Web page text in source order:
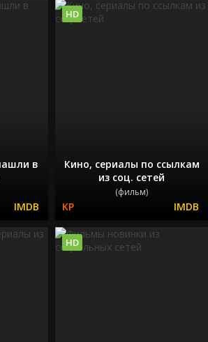
в
Кино, сериалы по ссылкам
из соц. сетей
(фильм)
HD
HD